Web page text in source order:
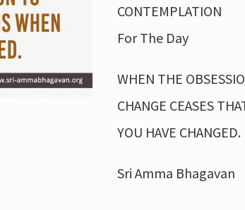
CONTEMPLATION
For The Day
WHEN THE
CHANGE CEASES
YOU HAVE CHANGED.
Sri Amma Bhagavan